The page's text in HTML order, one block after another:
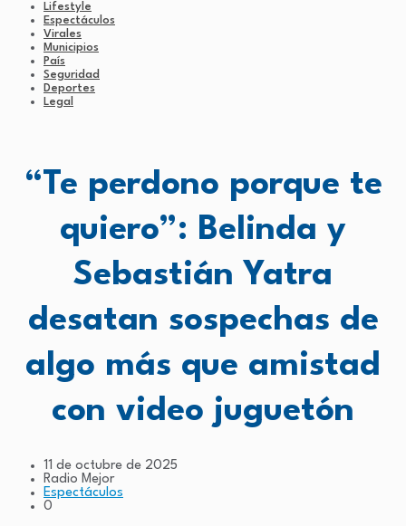
Lifestyle
Espectáculos
Virales
Municipios
País
Seguridad
Deportes
Legal
“Te perdono porque te
quiero”: Belinda y
Sebastián Yatra
desatan sospechas de
algo más que amistad
con video juguetón
11 de octubre de 2025
Radio Mejor
Espectáculos
0